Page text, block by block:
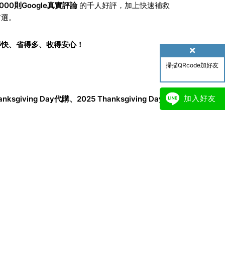
掃描QRcode加好友
加入好友
則Google真實評論的千人好評，加上快速補救
。
、省得多、收得安心！
Day代購、2025 Thanksgiving Day代